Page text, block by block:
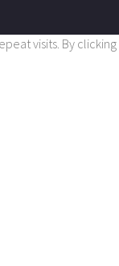
visits. By clicking